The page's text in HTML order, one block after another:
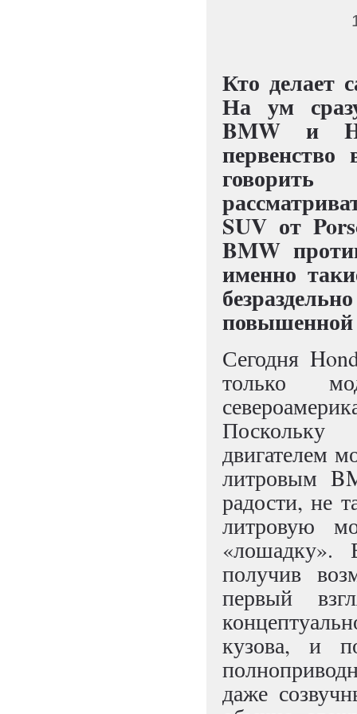
Кто делает
На ум
BMW и
SUV от
BMW
именно
повышенной
Сегодня
только
Поскольку
двигателем
литровым
радости, не
литровую
получив
первый
кузова, и
даже